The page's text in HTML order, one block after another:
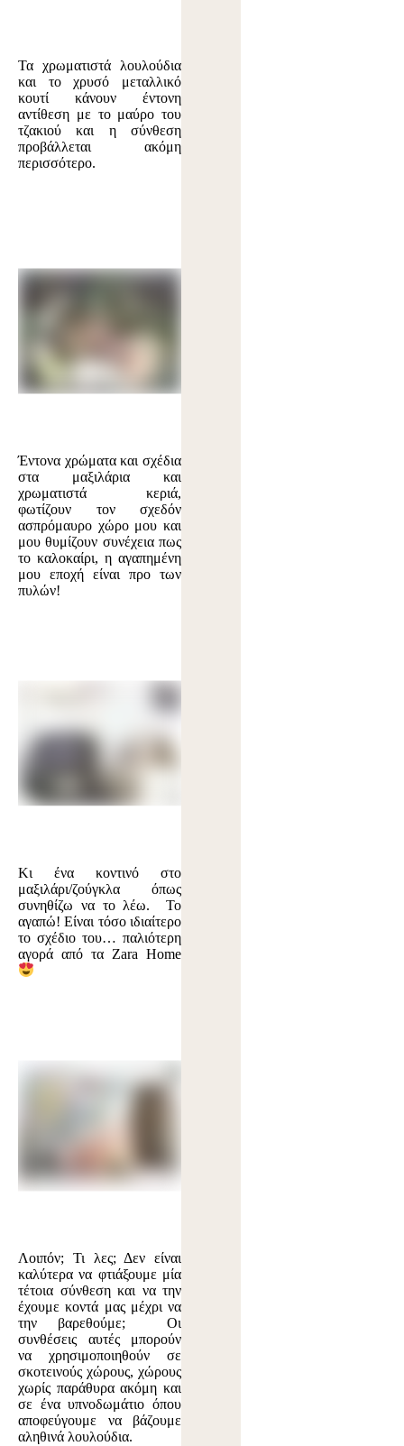
Τα χρωματιστά λουλούδια
και το χρυσό μεταλλικό
κουτί κάνουν έντονη
αντίθεση με το μαύρο του
τζακιού και η σύνθεση
προβάλλεται ακόμη
περισσότερο.
Έντονα χρώματα και σχέδια
στα μαξιλάρια και
χρωματιστά κεριά,
φωτίζουν τον σχεδόν
ασπρόμαυρο χώρο μου και
μου θυμίζουν συνέχεια πως
το καλοκαίρι, η αγαπημένη
μου εποχή είναι προ των
πυλών!
Κι ένα κοντινό στο
μαξιλάρι/ζούγκλα όπως
συνηθίζω να το λέω. Το
αγαπώ! Είναι τόσο ιδιαίτερο
το σχέδιο του… παλιότερη
αγορά από τα Zara Home
Λοιπόν; Τι λες; Δεν είναι
καλύτερα να φτιάξουμε μία
τέτοια σύνθεση και να την
έχουμε κοντά μας μέχρι να
την βαρεθούμε; Οι
συνθέσεις αυτές μπορούν
να χρησιμοποιηθούν σε
σκοτεινούς χώρους, χώρους
χωρίς παράθυρα ακόμη και
σε ένα υπνοδωμάτιο όπου
αποφεύγουμε να βάζουμε
αληθινά λουλούδια.